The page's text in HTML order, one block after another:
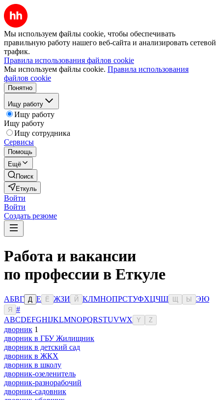
Мы используем файлы cookie, чтобы обеспечивать
правильную работу нашего веб-сайта и анализировать сетевой
трафик.
Правила использования файлов cookie
Мы используем файлы cookie. Правила использования
файлов cookie
Понятно
Ищу работу
Ищу работу
Ищу работу
Ищу сотрудника
Сервисы
Помощь
Ещё
Поиск
Еткуль
Войти
Войти
Создать резюме
Работа и вакансии
по профессии в Еткуле
АБВГ Д Е Ё ЖЗИ Й КЛМНОПРСТУФХЦЧШ Ы ЭЮ
Я
#
ABCDEFGHIJKLMNOPQRSTUVWX Y Z
дворник 1
дворник в ГБУ Жилищник
дворник в детский сад
дворник в ЖКХ
дворник в школу
дворник-озеленитель
дворник-разнорабочий
дворник-садовник